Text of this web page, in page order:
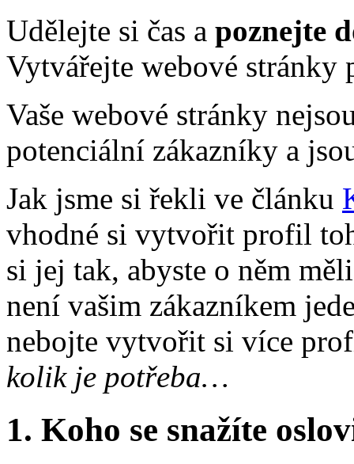
Udělejte si čas a poznejte
Vytvářejte webové stránky
Vaše webové stránky
potenciální zákazníky a
Jak jsme si řekli ve článku
vhodné si vytvořit profil
si jej tak, abyste o něm
není vašim zákazníkem
nebojte vytvořit si více
kolik je potřeba…
1. Koho se snažíte